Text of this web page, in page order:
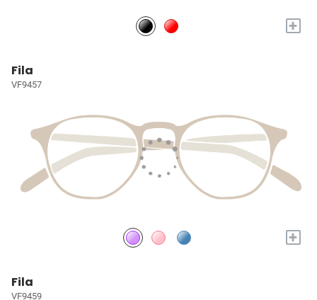
+
Fila
VF9457
+
Fila
VF9459